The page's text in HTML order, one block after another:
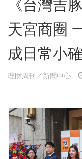
《台灣吉
天宮商圈
成日常小
理財周刊／新聞中心